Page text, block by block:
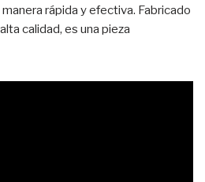
rápida y efectiva. Fabricado
calidad, es una pieza